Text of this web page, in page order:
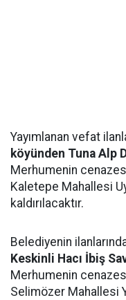
Yayımlanan vefat
köyünden Tuna Alp
Merhumenin
Kaletepe Mahallesi
kaldırılacaktır.
Belediyenin
Keskinli Hacı İbiş
Merhumenin
Selimözer Mahallesi